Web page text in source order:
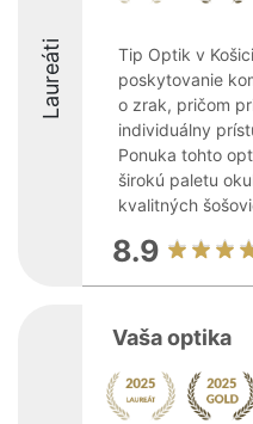
Laureáti
Tip Optik v
poskytovanie
o zrak, pričom
individuálny
Ponuka tohto
širokú paletu
kvalitných
8.9
Vaša optika